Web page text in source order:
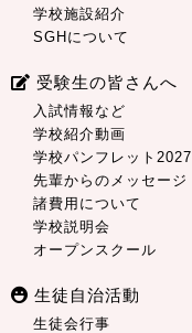
学校施設紹介
SGHについて
受験生の皆さんへ
入試情報など
学校紹介動画
学校パンフレット2027
先輩からのメッセージ
諸費用について
学校説明会
オープンスクール
生徒自治活動
生徒会行事